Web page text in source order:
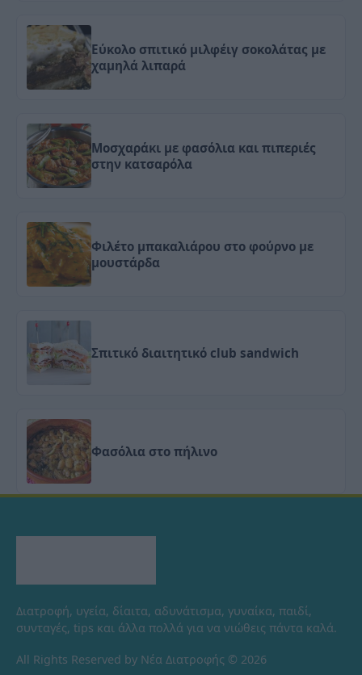
Εύκολο σπιτικό μιλφέιγ σοκολάτας με
χαμηλά λιπαρά
Μοσχαράκι με φασόλια και πιπεριές
στην κατσαρόλα
Φιλέτο μπακαλιάρου στο φούρνο με
μουστάρδα
Σπιτικό διαιτητικό club sandwich
Φασόλια στο πήλινο
Διατροφή, υγεία, δίαιτα, αδυνάτισμα, γυναίκα, παιδί,
συνταγές, tips και άλλα πολλά για να νιώθεις πάντα καλά.
All Rights Reserved by Νέα Διατροφής © 2026